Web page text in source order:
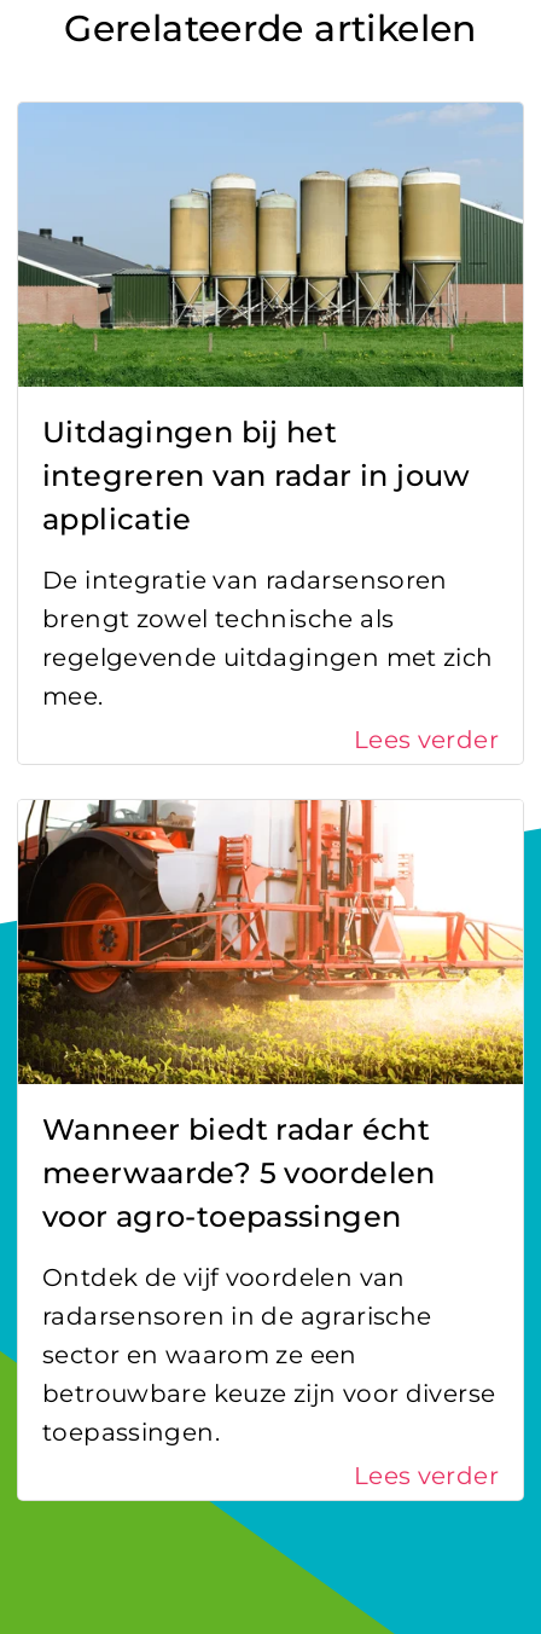
Gerelateerde artikelen
Uitdagingen bij het
integreren van radar in jouw
applicatie
De integratie van radarsensoren
brengt zowel technische als
regelgevende uitdagingen met zich
mee.
Lees verder
Wanneer biedt radar écht
meerwaarde? 5 voordelen
voor agro-toepassingen
Ontdek de vijf voordelen van
radarsensoren in de agrarische
sector en waarom ze een
betrouwbare keuze zijn voor diverse
toepassingen.
Lees verder